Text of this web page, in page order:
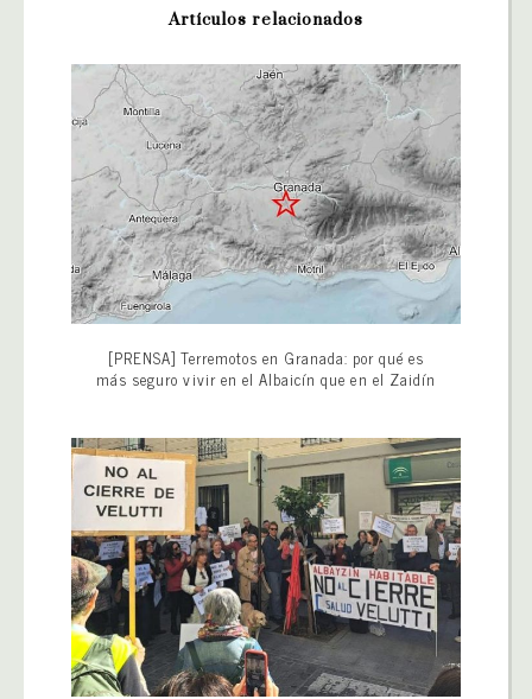
Artículos relacionados
[PRENSA] Terremotos en Granada: por qué es
más seguro vivir en el Albaicín que en el Zaidín